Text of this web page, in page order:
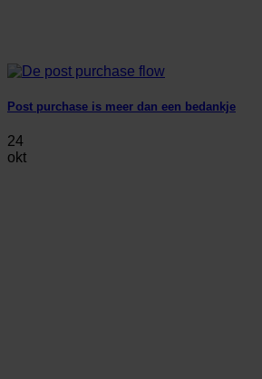
Post purchase is meer dan een bedankje
24
okt